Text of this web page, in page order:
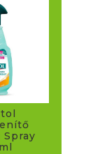
Spray